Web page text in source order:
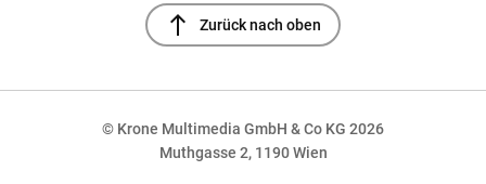
north Zurück nach oben
© Krone Multimedia GmbH & Co KG 2026
Muthgasse 2, 1190 Wien